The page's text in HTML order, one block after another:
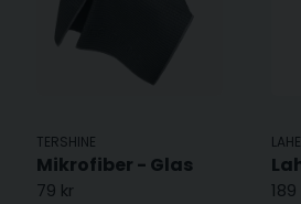
TERSHINE
Mikrofiber - Glas
79 kr 189